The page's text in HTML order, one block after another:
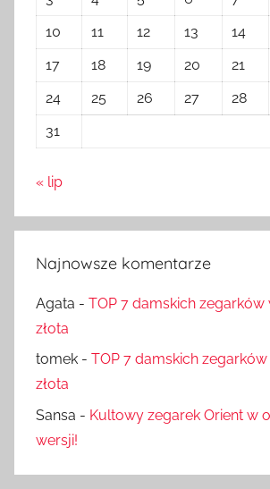
10
11 12 13 14
17
18 19 20 21
24
25 26 27 28
31
« lip
Najnowsze komentarze
Agata - TOP 7 damskich zegarków
złota
tomek - TOP 7 damskich
złota
Sansa - Kultowy zegarek Orient w
wersji!